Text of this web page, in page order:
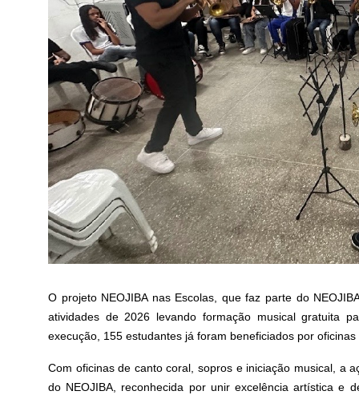
O projeto NEOJIBA nas Escolas, que faz parte do
atividades de 2026 levando formação musical gratuita
execução, 155 estudantes já foram beneficiados por
Com oficinas de canto coral, sopros e iniciação musical, a
do NEOJIBA, reconhecida por unir excelência artística e